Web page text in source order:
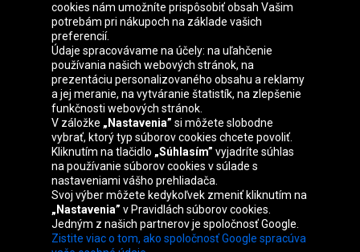
Skupina Oponeo
Belgique
Česká
republika
Deutschland Éire
España France Italia Magyarország
Nederland Österreich Polska
United
Kingdom
cookies nám umožníte prispôsobiť obsah Vašim
potrebám pri nákupoch na základe vašich
preferencií.
Údaje spracovávame na účely: na uľahčenie
používania našich webových stránok, na
prezentáciu personalizovaného obsahu a reklamy
a jej meranie, na vytváranie štatistík, na zlepšenie
funkčnosti webových stránok.
V záložke „Nastavenia” si môžete slobodne
vybrať, ktorý typ súborov cookies chcete povoliť.
Kliknutím na tlačidlo „Súhlasím” vyjadríte súhlas
na používanie súborov cookies v súlade s
nastaveniami vášho prehliadača.
Svoj výber môžete kedykoľvek zmeniť kliknutím na
„Nastavenia” v Pravidlách súborov cookies.
Jedným z našich partnerov je spoločnosť Google.
Zistite viac o tom, ako spoločnosť Google spracúva